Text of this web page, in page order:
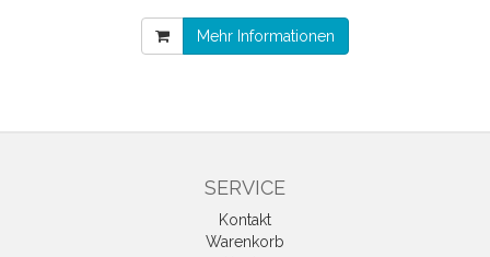
Mehr Informationen
SERVICE
Kontakt
Warenkorb